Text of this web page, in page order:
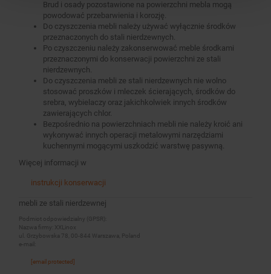
Brud i osady pozostawione na powierzchni mebla mogą
powodować przebarwienia i korozję.
Do czyszczenia mebli należy używać wyłącznie środków
przeznaczonych do stali nierdzewnych.
Po czyszczeniu należy zakonserwować meble środkami
przeznaczonymi do konserwacji powierzchni ze stali
nierdzewnych.
Do czyszczenia mebli ze stali nierdzewnych nie wolno
stosować proszków i mleczek ścierających, środków do
srebra, wybielaczy oraz jakichkolwiek innych środków
zawierających chlor.
Bezpośrednio na powierzchniach mebli nie należy kroić ani
wykonywać innych operacji metalowymi narzędziami
kuchennymi mogącymi uszkodzić warstwę pasywną.
Więcej informacji w
instrukcji konserwacji
mebli ze stali nierdzewnej
Podmiot odpowiedzialny (GPSR):
Nazwa firmy: XXLinox
ul. Grzybowska 78, 00-844 Warszawa, Poland
e-mail:
[email protected]